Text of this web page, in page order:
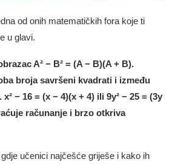
od onih matematičkih fora koje ti
u glavi.
A² − B² = (A − B)(A + B).
broja savršeni kvadrati i između
− 16 = (x − 4)(x + 4) ili 9y² − 25 = (3y
računanje i brzo otkriva
učenici najčešće griješe i kako ih